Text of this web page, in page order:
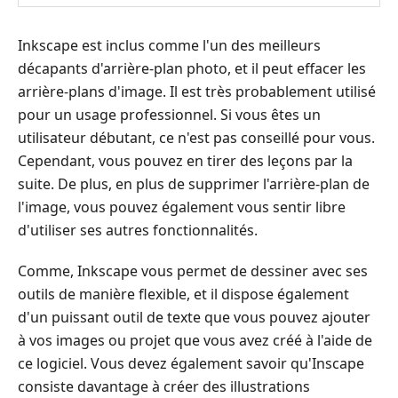
Inkscape est inclus comme l'un des meilleurs
décapants d'arrière-plan photo, et il peut effacer les
arrière-plans d'image. Il est très probablement utilisé
pour un usage professionnel. Si vous êtes un
utilisateur débutant, ce n'est pas conseillé pour vous.
Cependant, vous pouvez en tirer des leçons par la
suite. De plus, en plus de supprimer l'arrière-plan de
l'image, vous pouvez également vous sentir libre
d'utiliser ses autres fonctionnalités.
Comme, Inkscape vous permet de dessiner avec ses
outils de manière flexible, et il dispose également
d'un puissant outil de texte que vous pouvez ajouter
à vos images ou projet que vous avez créé à l'aide de
ce logiciel. Vous devez également savoir qu'Inscape
consiste davantage à créer des illustrations